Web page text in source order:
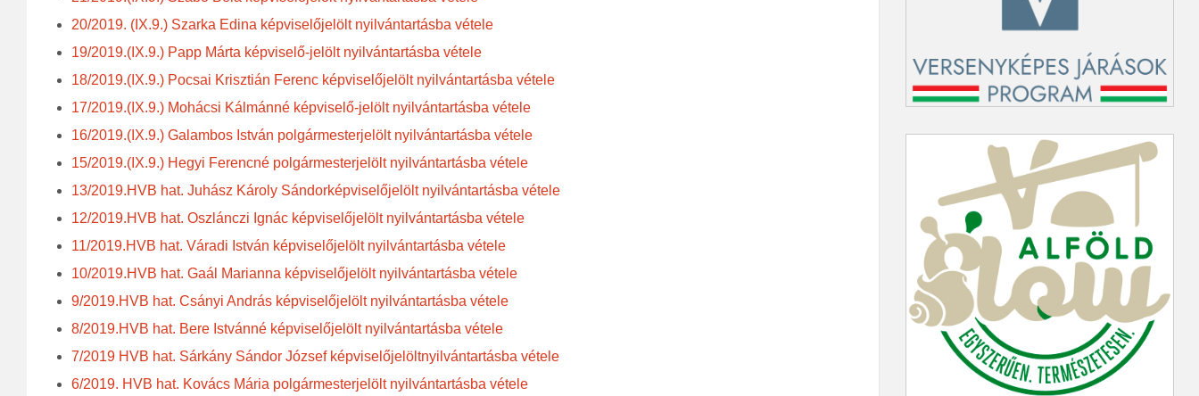
20/2019. (IX.9.) Szarka Edina képviselőjelölt nyilvántartásba vétele
19/2019.(IX.9.) Papp Márta képviselő-jelölt nyilvántartásba vétele
18/2019.(IX.9.) Pocsai Krisztián Ferenc képviselőjelölt nyilvántartásba vétele
17/2019.(IX.9.) Mohácsi Kálmánné képviselő-jelölt nyilvántartásba vétele
16/2019.(IX.9.) Galambos István polgármesterjelölt nyilvántartásba vétele
15/2019.(IX.9.) Hegyi Ferencné polgármesterjelölt nyilvántartásba vétele
13/2019.HVB hat. Juhász Károly Sándorképviselőjelölt nyilvántartásba vétele
12/2019.HVB hat. Oszlánczi Ignác képviselőjelölt nyilvántartásba vétele
11/2019.HVB hat. Váradi István képviselőjelölt nyilvántartásba vétele
10/2019.HVB hat. Gaál Marianna képviselőjelölt nyilvántartásba vétele
9/2019.HVB hat. Csányi András képviselőjelölt nyilvántartásba vétele
8/2019.HVB hat. Bere Istvánné képviselőjelölt nyilvántartásba vétele
7/2019 HVB hat. Sárkány Sándor József képviselőjelöltnyilvántartásba vétele
6/2019. HVB hat. Kovács Mária polgármesterjelölt nyilvántartásba vétele